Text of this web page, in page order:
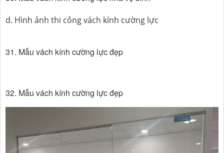
d. Hình ảnh thi công vách kính cường lực
31. Mẫu vách kính cường lực đẹp
32. Mẫu vách kính cường lực đẹp